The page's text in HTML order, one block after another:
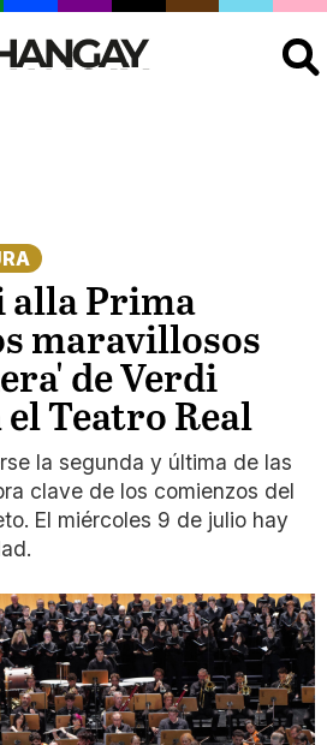
alla Prima
maravillosos
de Verdi
Teatro Real
la segunda y última de las
clave de los comienzos del
El miércoles 9 de julio hay